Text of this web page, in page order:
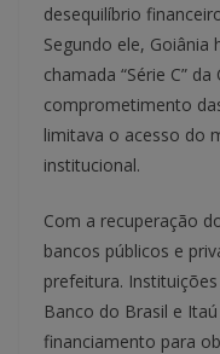
desequilíbrio
Segundo ele, Goiânia
chamada “Série C”
comprometimento
limitava o acesso do
institucional.
Com a recuperação
bancos públicos e
prefeitura.
Banco do Brasil e
financiamento para